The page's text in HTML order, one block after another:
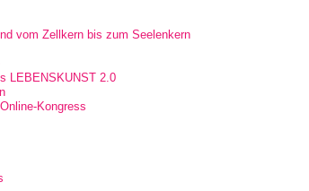
vom Zellkern bis zum Seelenkern
LEBENSKUNST 2.0
Kongress